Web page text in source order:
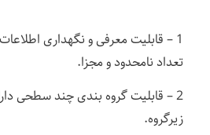
1 – قابلیت معرفی و نگهداری
تعداد نامحدود و مجزا.
2 – قابلیت گروه بندی چند سطحی
زیرگروه.